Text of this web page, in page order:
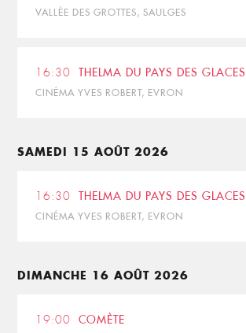
VALLÉE DES GROTTES, SAULGES
16:30 THELMA DU PAYS DES GLACES
CINÉMA YVES ROBERT, EVRON
SAMEDI 15 AOÛT 2026
16:30 THELMA DU PAYS DES GLACES
CINÉMA YVES ROBERT, EVRON
DIMANCHE 16 AOÛT 2026
19:00 COMÈTE